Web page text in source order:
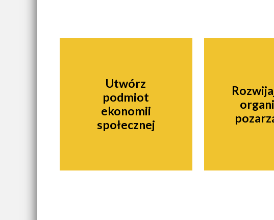
Nawigacja
Utwórz
podmiot
ekonomii
społecznej